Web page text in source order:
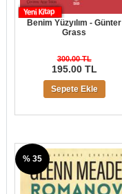
Benim Yüzyılım - Günter
Grass
300.00 TL
195.00 TL
Sepete Ekle
% 35